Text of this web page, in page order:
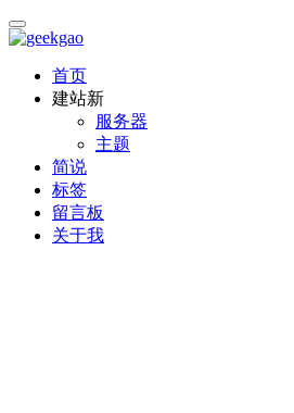
首页
建站新
服务器
主题
简说
标签
留言板
关于我